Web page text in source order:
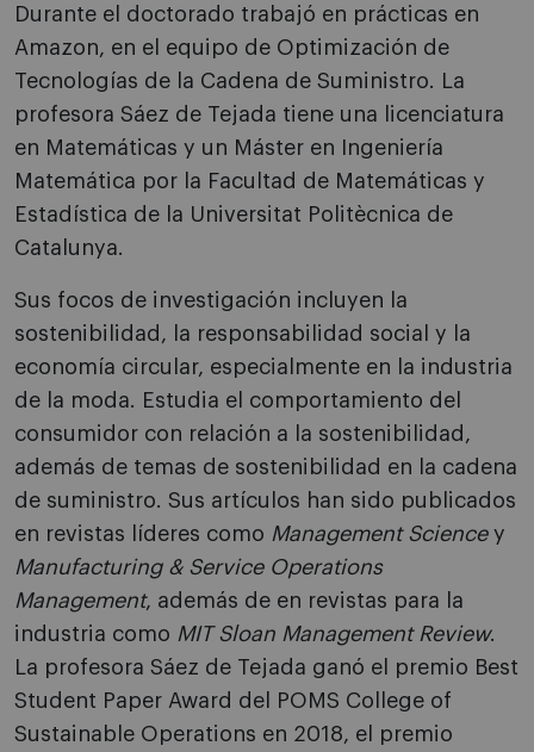
Durante el doctorado trabajó en prácticas en
Amazon, en el equipo de Optimización de
Tecnologías de la Cadena de Suministro. La
profesora Sáez de Tejada tiene una licenciatura
en Matemáticas y un Máster en Ingeniería
Matemática por la Facultad de Matemáticas y
Estadística de la Universitat Politècnica de
Catalunya.
Sus focos de investigación incluyen la
sostenibilidad, la responsabilidad social y la
economía circular, especialmente en la industria
de la moda. Estudia el comportamiento del
consumidor con relación a la sostenibilidad,
además de temas de sostenibilidad en la cadena
de suministro. Sus artículos han sido publicados
en revistas líderes como Management Sciencey
Manufacturing & Service Operations
Management, además de en revistas para la
industria como MIT Sloan Management Review.
La profesora Sáez de Tejada ganó el premio Best
Student Paper Award del POMS College of
Sustainable Operations en 2018, el premio